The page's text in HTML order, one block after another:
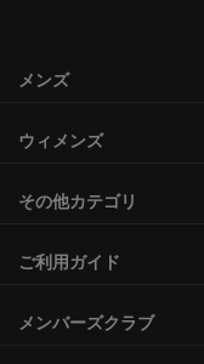
メンズ
ウィメンズ
その他カテゴリ
ご利用ガイド
メンバーズクラブ